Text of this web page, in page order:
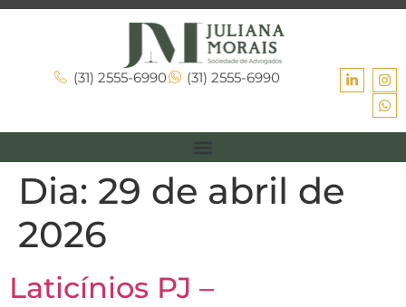
(31) 2555-6990 (31) 2555-6990
Dia: 29 de abril de
2026
Laticínios PJ –